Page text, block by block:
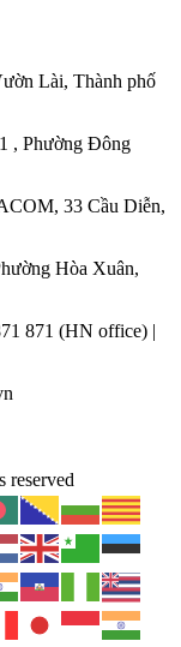
Lài, Thành phố
, Phường Đông
33 Cầu Diễn,
Hòa Xuân,
871 (HN office) |